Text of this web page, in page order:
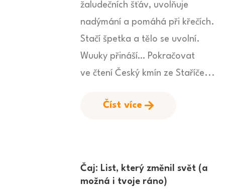
žaludečních šťáv, uvolňuje
nadýmání a pomáhá při křečích.
Stačí špetka a tělo se uvolní.
Wuuky přináší… Pokračovat
ve čtení Český kmín ze Staříče...
Číst více
Čaj: List, který změnil svět (a
možná i tvoje ráno)